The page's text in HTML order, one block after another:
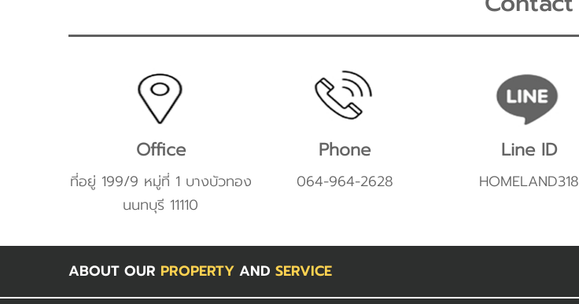
Office
ที่อยู่ 199/9 หมู่ที่ 1 บางบัวทอง
นนทบุรี 11110
Phone
064-964-2628
Line ID
HOMELAND318
ABOUT OUR PROPERTY AND SERVICE